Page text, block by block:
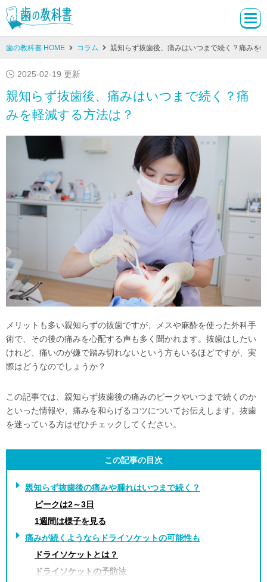
歯の教科書 HOME コラム 親知らず抜歯後、痛みはいつまで続く？痛みを
2025-02-19 更新
親知らず抜歯後、痛みはいつまで続く？痛
みを軽減する方法は？
メリットも多い親知らずの抜歯ですが、メスや麻酔を使った外科手
術で、その後の痛みを心配する声も多く聞かれます。抜歯はしたい
けれど、痛いのが嫌で踏み切れないという方もいるほどですが、実
際はどうなのでしょうか？
この記事では、親知らず抜歯後の痛みのピークやいつまで続くのか
といった情報や、痛みを和らげるコツについてお伝えします。抜歯
を迷っている方はぜひチェックしてください。
この記事の目次
親知らず抜歯後の痛みや腫れはいつまで続く？
ピークは2～3日
1週間は様子を見る
痛みが続くようならドライソケットの可能性も
ドライソケットとは？
ドライソケットの予防法